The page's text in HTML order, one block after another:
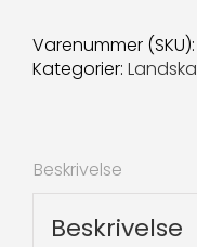
SOLGT
antal
Varenummer (SKU):
Kategorier:
Beskrivelse
Beskrivelse